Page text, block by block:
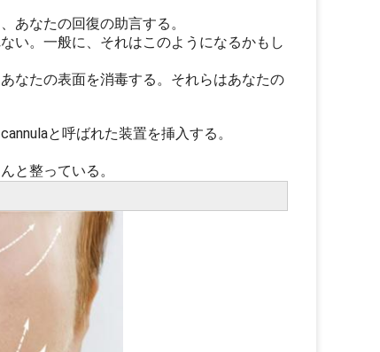
あなたの回復の助言する。
い。一般に、それはこのようになるかもし
なたの表面を消毒する。それらはあなたの
と呼ばれた装置を挿入する。
と整っている。